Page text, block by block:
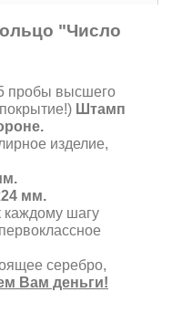
"Число
пробы высшего
Штамп
изделие,
мм.
каждому шагу
серебро,
Вам деньги!